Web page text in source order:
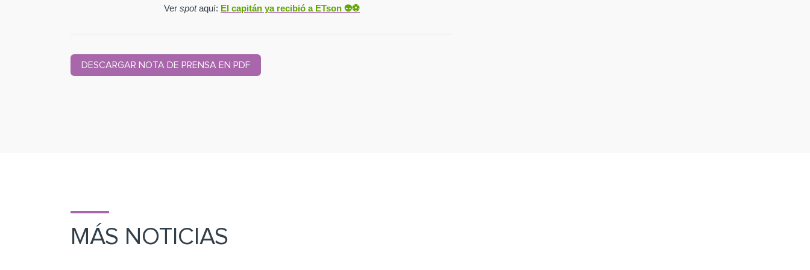
Ver spotaquí: El capitán ya recibió a ETson 👽⚽️
DESCARGAR NOTA DE PRENSA EN PDF
MÁS NOTICIAS